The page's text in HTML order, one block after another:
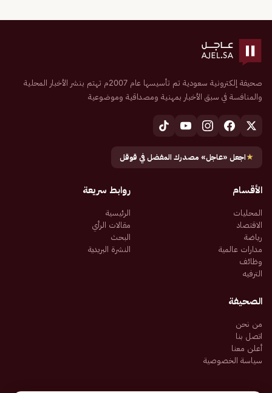
صحيفة إلكترونية سعودية تم تأسيسها عام 2007م تهتم بنشر الأخبار المحلية
والمنافسة في سبق الأخبار بمهنية ومصداقية وموضوعية
★اجعل «عاجل» مصدرك المفضل في قوقل
الأقسام
المحليات
الاقتصاد
رياضة
مدارات عالمية
وظائف
الترفيه
روابط سريعة
الرئيسية
مقالات الرأي
البحث
النشرة البريدية
الصحيفة
من نحن
اتصل بنا
أعلن معنا
سياسة الخصوصية